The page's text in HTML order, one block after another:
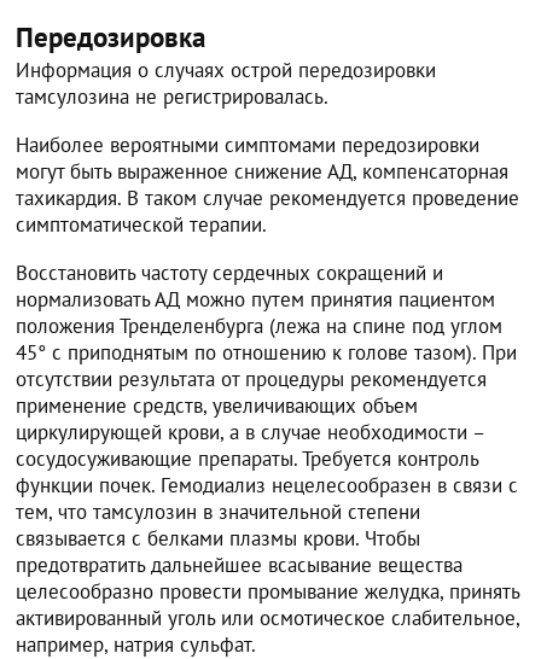
Передозировка
Информация о случаях острой передозировки
тамсулозина не регистрировалась.
Наиболее вероятными симптомами передозировки
могут быть выраженное снижение АД, компенсаторная
тахикардия. В таком случае рекомендуется проведение
симптоматической терапии.
Восстановить частоту сердечных сокращений и
нормализовать АД можно путем принятия пациентом
положения Тренделенбурга (лежа на спине под углом
45° с приподнятым по отношению к голове тазом). При
отсутствии результата от процедуры рекомендуется
применение средств, увеличивающих объем
циркулирующей крови, а в случае необходимости –
сосудосуживающие препараты. Требуется контроль
функции почек. Гемодиализ нецелесообразен в связи с
тем, что тамсулозин в значительной степени
связывается с белками плазмы крови. Чтобы
предотвратить дальнейшее всасывание вещества
целесообразно провести промывание желудка, принять
активированный уголь или осмотическое слабительное,
например, натрия сульфат.